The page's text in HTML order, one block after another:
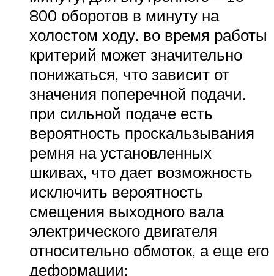
800 оборотов в минуту на
холостом ходу. во время работы
критерий может значительно
понижаться, что зависит от
значения поперечной подачи.
при сильной подаче есть
вероятность проскальзывания
ремня на установленных
шкивах, что дает возможность
исключить вероятность
смещения выходного вала
электрического двигателя
относительно обмоток, а еще его
деформации;